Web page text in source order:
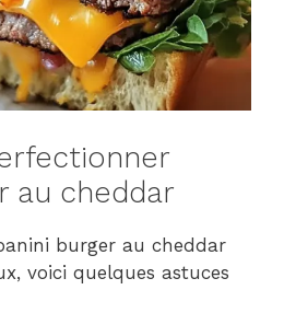
au cheddar
burger au cheddar
voici quelques astuces